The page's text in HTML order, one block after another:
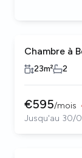
Chambre à
23m² 2
€595/mois
Jusqu'au 30/